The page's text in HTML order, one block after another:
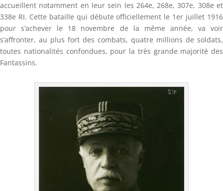
accueillent notamment en leur sein les 264e, 268e, 307e, 308e et
338e RI. Cette bataille qui débute officiellement le 1er juillet 1916
pour s’achever le 18 novembre de la même année, va voir
s’affronter, au plus fort des combats, quatre millions de soldats,
toutes nationalités confondues, pour la très grande majorité des
Fantassins.